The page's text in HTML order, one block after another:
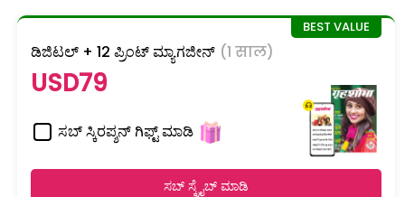
ಡಿಜಿಟಲ್ + 12 ಪ್ರಿಂಟ್ ಮ್ಯಾಗಜೀನ್ (1 साल)
USD79
ಸಬ್ ಸ್ಕಿರಪ್ಶನ್ ಗಿಫ್ಟ್ ಮಾಡಿ
ಸಬ್ ಸ್ಕ್ರೈಬ್ ಮಾಡಿ